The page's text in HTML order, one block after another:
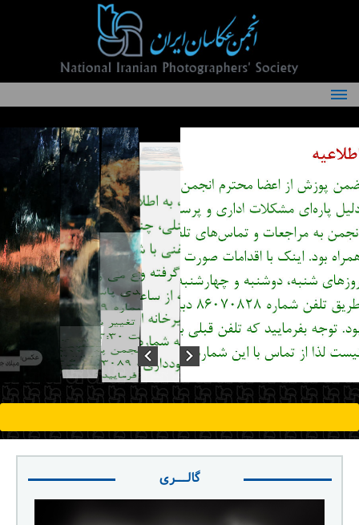
درباره انجمن
شرایط عضویت
اخبار
مقالات
فعالیت‌های انجمن
تماس با ما
ورود / ثبت‌نام
گالـــری